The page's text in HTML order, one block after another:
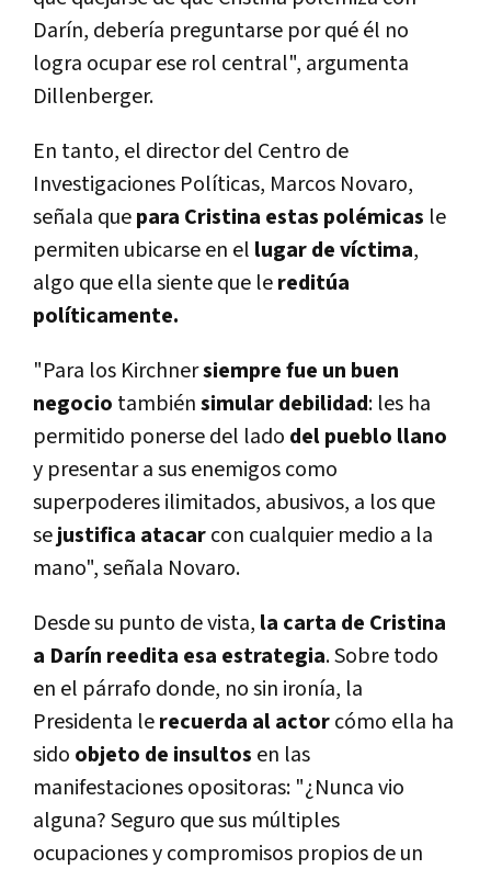
Darín, debería preguntarse por qué él no
logra ocupar ese rol central", argumenta
Dillenberger.
En tanto, el director del Centro de
Investigaciones Políticas, Marcos Novaro,
señala quepara Cristina estas polémicas le
permiten ubicarse en el lugar de víctima,
algo que ella siente que lereditúa
políticamente.
"Para los Kirchnersiempre fue un buen
negocio tambiénsimular debilidad: les ha
permitido ponerse del lado del pueblo llano
y presentar a sus enemigos como
superpoderes ilimitados, abusivos, a los que
sejustifica atacarcon cualquier medio a la
mano", señala Novaro.
Desde su punto de vista, la carta de Cristina
a Darín reedita esa estrategia. Sobre todo
en el párrafo donde, no sin ironía, la
Presidenta lerecuerda al actorcómo ella ha
sido objeto de insultos en las
manifestaciones opositoras: "¿Nunca vio
alguna? Seguro que sus múltiples
ocupaciones y compromisos propios de un